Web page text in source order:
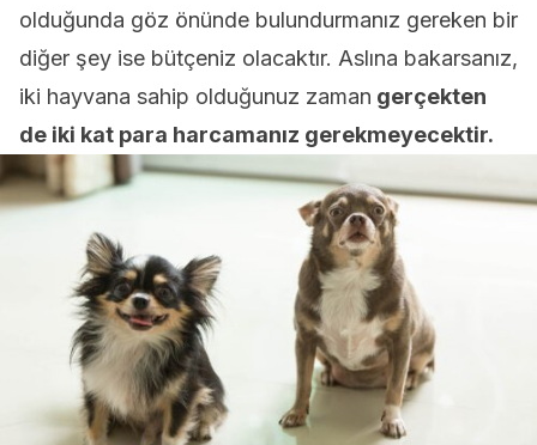
olduğunda göz önünde bulundurmanız gereken bir
diğer şey ise bütçeniz olacaktır. Aslına bakarsanız,
iki hayvana sahip olduğunuz zaman gerçekten
de iki kat para harcamanız gerekmeyecektir.